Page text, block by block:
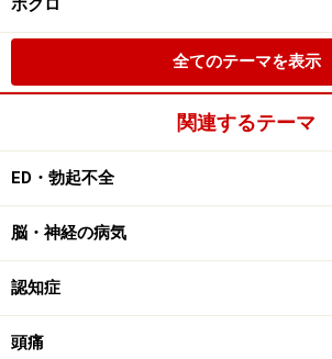
ホクロ
全てのテーマを表示
関連するテーマ
ED・勃起不全
脳・神経の病気
認知症
頭痛